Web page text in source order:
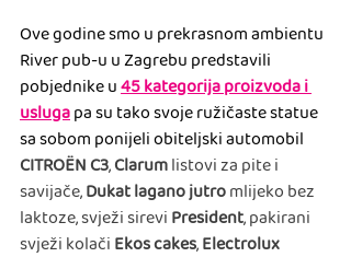
Ove godine smo u prekrasnom ambientu
River pub-u u Zagrebu predstavili
pobjednike u 45 kategorija proizvoda i
uslugapa su tako svoje ružičaste statue
sa sobom ponijeli obiteljski automobil
CITROËN C3, Clarum listovi za pite i
savijače, Dukat lagano jutro mlijeko bez
laktoze, svježi sirevi President, pakirani
svježi kolači Ekos cakes, Electrolux